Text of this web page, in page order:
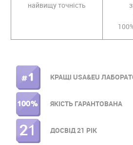
найвищу точність
ПРАВОЕ
МЕНЮ
КРАЩІ USA&EU
ЯКІСТЬ ГАРАНТОВАНА
ДОСВІД 21 РІК